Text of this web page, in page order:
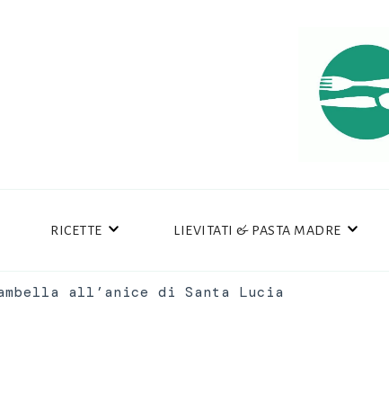
RICETTE LIEVITATI & PASTA MADRE
all’anice di Santa Lucia